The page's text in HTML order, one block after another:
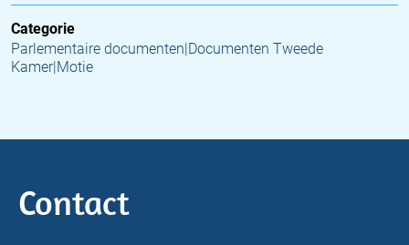
Categorie
Parlementaire documenten|Documenten Tweede
Kamer|Motie
Contact